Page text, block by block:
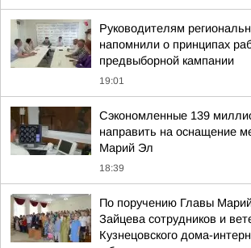
Руководителям
напомнили о принципах
предвыборной кампании
19:01
Сэкономленные 139
направить на оснащение
Марий Эл
18:39
По поручению Главы
Зайцева сотрудников и
Кузнецовского дома-